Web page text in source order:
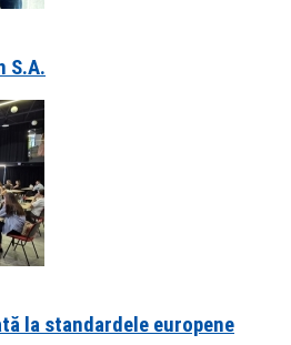
S.A.
la standardele europene